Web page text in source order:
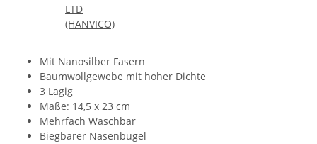
Mit Nanosilber Fasern
Baumwollgewebe mit hoher Dichte
3 Lagig
Maße: 14,5 x 23 cm
Mehrfach Waschbar
Biegbarer Nasenbügel